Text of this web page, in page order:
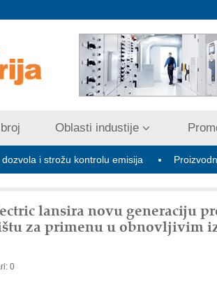
Oblasti industije
kontrolu emisija Proizvodnja iC7
lansira novu generaciju
za primenu u obnovljivim
0